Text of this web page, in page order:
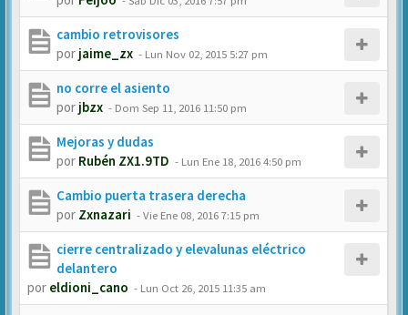
cambio retrovisores
por jaime_zx - Lun Nov 02, 2015 5:27 pm
no corre el asiento
por jbzx - Dom Sep 11, 2016 11:50 pm
Mejoras y dudas
por Rubén ZX1.9TD - Lun Ene 18, 2016 4:50 pm
Cambio puerta trasera derecha
por Zxnazari -Vie Ene 08, 2016 7:15 pm
cierre centralizado y elevalunas eléctrico
delantero
por eldioni_cano - Lun Oct 26, 2015 11:35 am